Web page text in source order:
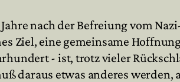
nach der Befreiung vom
Ziel, eine gemeinsame
- ist, trotz vieler
daraus etwas anderes